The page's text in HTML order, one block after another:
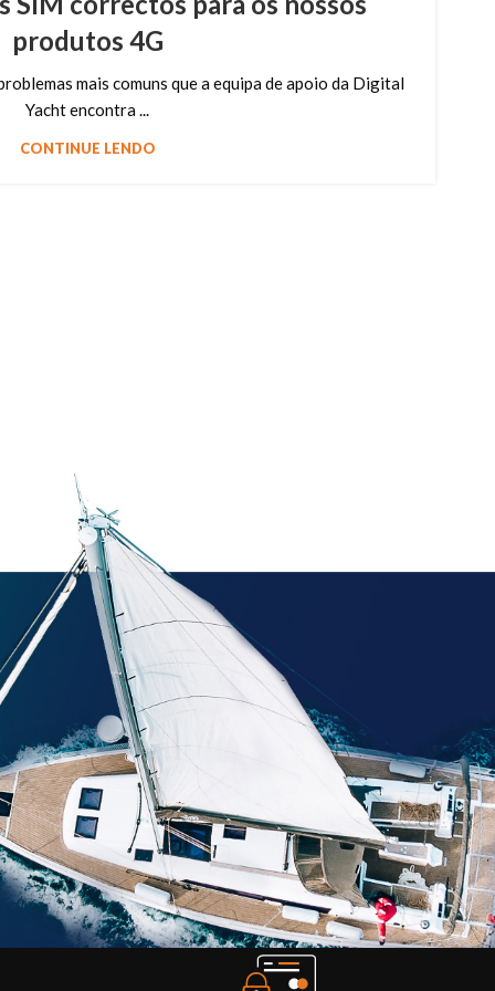
produtos 4G
mais comuns que a equipa de apoio da Digital
Yacht encontra ...
CONTINUE LENDO